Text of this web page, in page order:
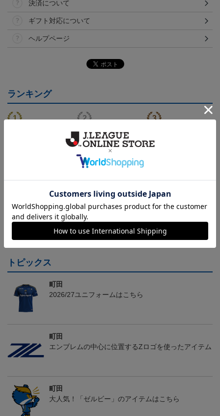
決済について
ギフト対応について
ヘルプページ
ランキング
FC町田ゼルビア ゲッコ
ウガ タオルマフラー
2,500円
2026/27 FP1stユニフォー
ム
24,200円～30,800円
会員特典
1,100円
トピックス
町田
2026/27ユニフォームはこちら
町田
エンブレムの中心に位置するZロゴを使ったアイテム
町田
大人気！「ゼルビー」のアイテムはこちら